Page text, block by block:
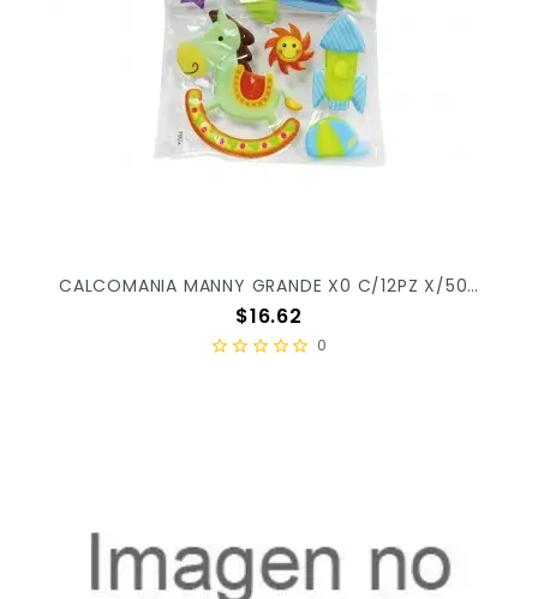
CALCOMANIA MANNY GRANDE X0 C/12PZ X/500
Precio
$16.62
0